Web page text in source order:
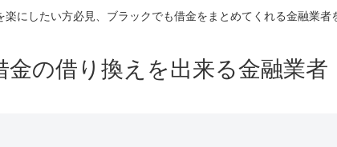
にしたい方必見、ブラックでも借金をまとめてくれる金融業者
金の借り換えを出来る金融業者